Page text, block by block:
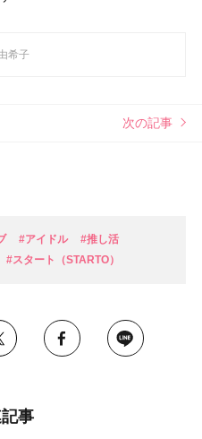
希子
次の記事
#アイドル
#推し活
#スタート（STARTO）
事